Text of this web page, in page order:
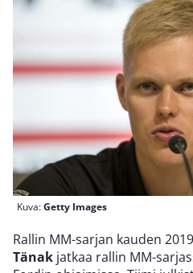
Kuva:Getty Images
Rallin MM-sarjan kauden
Tänak jatkaa rallin MM-